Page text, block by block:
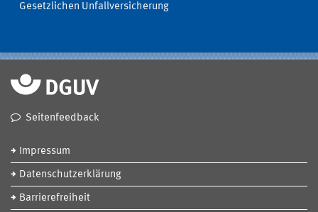
Gesetzlichen Unfallversicherung
Seitenfeedback
Impressum
Datenschutzerklärung
Barrierefreiheit